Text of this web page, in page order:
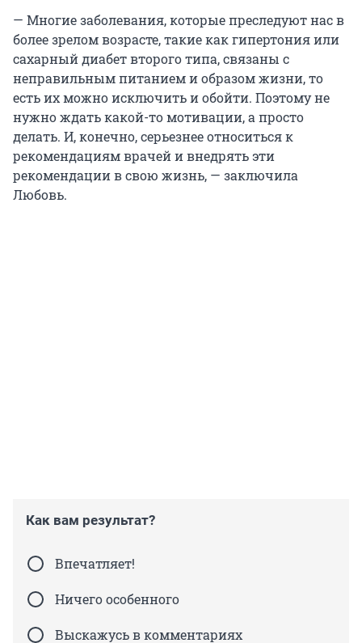
— Многие заболевания, которые преследуют нас в
более зрелом возрасте, такие как гипертония или
сахарный диабет второго типа, связаны с
неправильным питанием и образом жизни, то
есть их можно исключить и обойти. Поэтому не
нужно ждать какой-то мотивации, а просто
делать. И, конечно, серьезнее относиться к
рекомендациям врачей и внедрять эти
рекомендации в свою жизнь, — заключила
Любовь.
Как вам результат?
Впечатляет!
Ничего особенного
Выскажусь в комментариях